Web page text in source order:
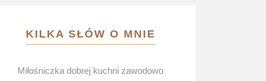
KILKA SŁÓW O MNIE
Miłośniczka dobrej kuchni zawodowo